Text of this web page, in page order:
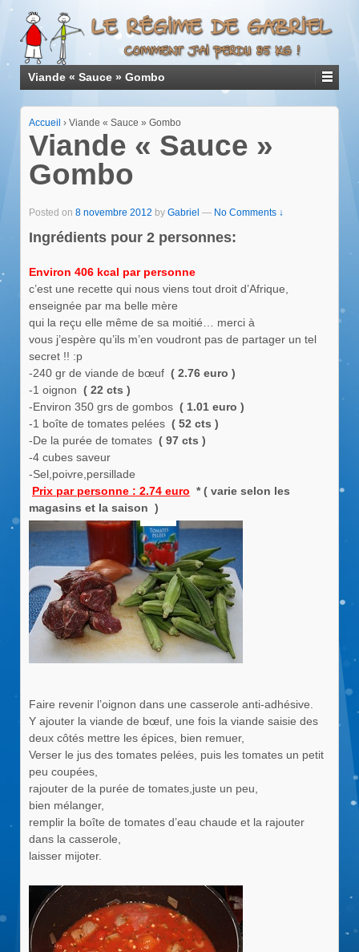
Viande « Sauce » Gombo
Accueil › Viande « Sauce » Gombo
Viande « Sauce »
Gombo
Posted on 8 novembre 2012 by Gabriel — No Comments ↓
Ingrédients pour 2 personnes:
Environ 406 kcal par personne
c’est une recette qui nous viens tout droit d’Afrique,
enseignée par ma belle mère
qui la reçu elle même de sa moitié… merci à
vous j’espère qu’ils m’en voudront pas de partager un tel
secret !! :p
-240 gr de viande de bœuf ( 2.76 euro )
-1 oignon ( 22 cts )
-Environ 350 grs de gombos ( 1.01 euro )
-1 boîte de tomates pelées ( 52 cts )
-De la purée de tomates ( 97 cts )
-4 cubes saveur
-Sel,poivre,persillade
Prix par personne : 2.74 euro * ( varie selon les
magasins et la saison )
Faire revenir l’oignon dans une casserole anti-adhésive.
Y ajouter la viande de bœuf, une fois la viande saisie des
deux côtés mettre les épices, bien remuer,
Verser le jus des tomates pelées, puis les tomates un petit
peu coupées,
rajouter de la purée de tomates,juste un peu,
bien mélanger,
remplir la boîte de tomates d’eau chaude et la rajouter
dans la casserole,
laisser mijoter.